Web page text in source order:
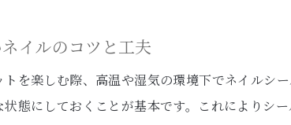
特産品を活かした
お土産選びとネイ
イルのコツと工夫
を楽しむ際、高温や湿気の環境下でネイルシ
態にしておくことが基本です。これによりシー